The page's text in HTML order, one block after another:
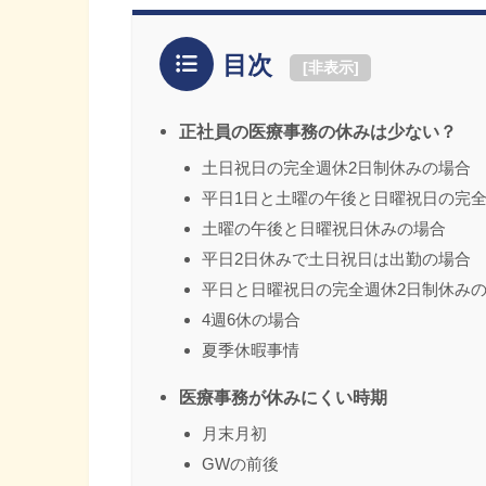
目次 [非表示]
正社員の医療事務の休みは少ない？
土日祝日の完全週休2日制休みの場合
平日1日と土曜の午後と日曜祝日の完
土曜の午後と日曜祝日休みの場合
平日2日休みで土日祝日は出勤の場合
平日と日曜祝日の完全週休2日制休み
4週6休の場合
夏季休暇事情
医療事務が休みにくい時期
月末月初
GWの前後